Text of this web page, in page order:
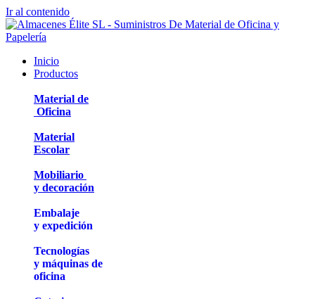
Ir al contenido
Inicio
Productos
Material de
Oficina
Material
Escolar
Mobiliario
y decoración
Embalaje
y expedición
Tecnologías
y máquinas de
oficina